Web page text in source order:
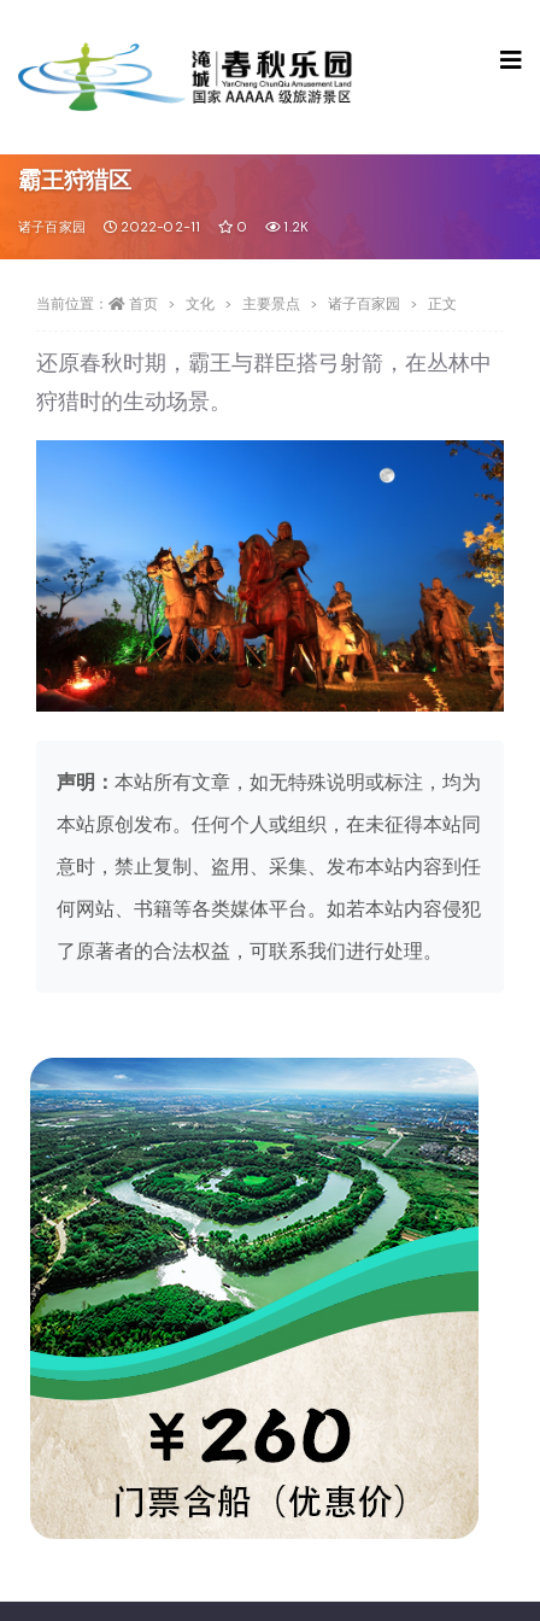
霸王狩猎区
诸子百家园 2022-02-11 0 1.2K
当前位置： 首页 文化 主要景点 诸子百家园 正文
还原春秋时期，霸王与群臣搭弓射箭，在丛林中
狩猎时的生动场景。
声明： 本站所有文章，如无特殊说明或标注，均为
本站原创发布。任何个人或组织，在未征得本站同
意时，禁止复制、盗用、采集、发布本站内容到任
何网站、书籍等各类媒体平台。如若本站内容侵犯
了原著者的合法权益，可联系我们进行处理。